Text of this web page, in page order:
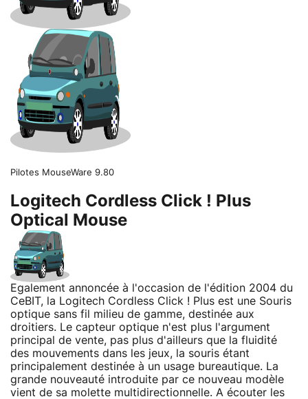
Pilotes MouseWare 9.80
Logitech Cordless Click ! Plus
Optical Mouse
Egalement annoncée à l'occasion de l'édition 2004 du
CeBIT, la Logitech Cordless Click ! Plus est une Souris
optique sans fil milieu de gamme, destinée aux
droitiers. Le capteur optique n'est plus l'argument
principal de vente, pas plus d'ailleurs que la fluidité
des mouvements dans les jeux, la souris étant
principalement destinée à un usage bureautique. La
grande nouveauté introduite par ce nouveau modèle
vient de sa molette multidirectionnelle. A écouter les